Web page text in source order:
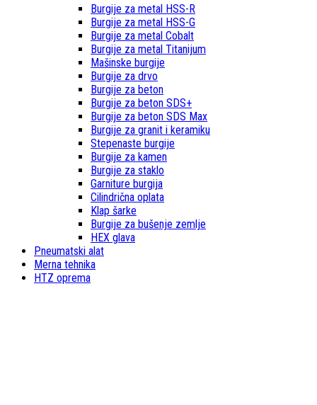
Burgije za metal HSS-R
Burgije za metal HSS-G
Burgije za metal Cobalt
Burgije za metal Titanijum
Mašinske burgije
Burgije za drvo
Burgije za beton
Burgije za beton SDS+
Burgije za beton SDS Max
Burgije za granit i keramiku
Stepenaste burgije
Burgije za kamen
Burgije za staklo
Garniture burgija
Cilindrična oplata
Klap šarke
Burgije za bušenje zemlje
HEX glava
Pneumatski alat
Merna tehnika
HTZ oprema